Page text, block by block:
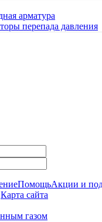
арматура
перепада давления
ПомощьАкции и
Карта сайта
газом